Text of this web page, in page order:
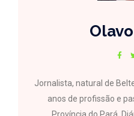
Jornalista, natural de
anos de profissão e
Província do Pará,